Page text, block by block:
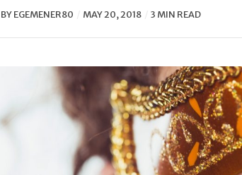
BYEGEMENER80 MAY 20, 2018 3 MIN READ